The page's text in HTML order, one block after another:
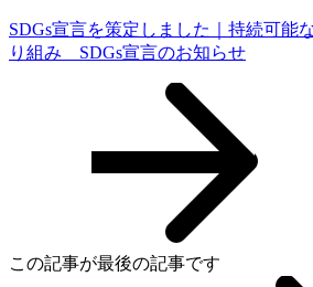
SDGs宣言を策定しました｜持続可能
り組み SDGs宣言のお知らせ
この記事が最後の記事です